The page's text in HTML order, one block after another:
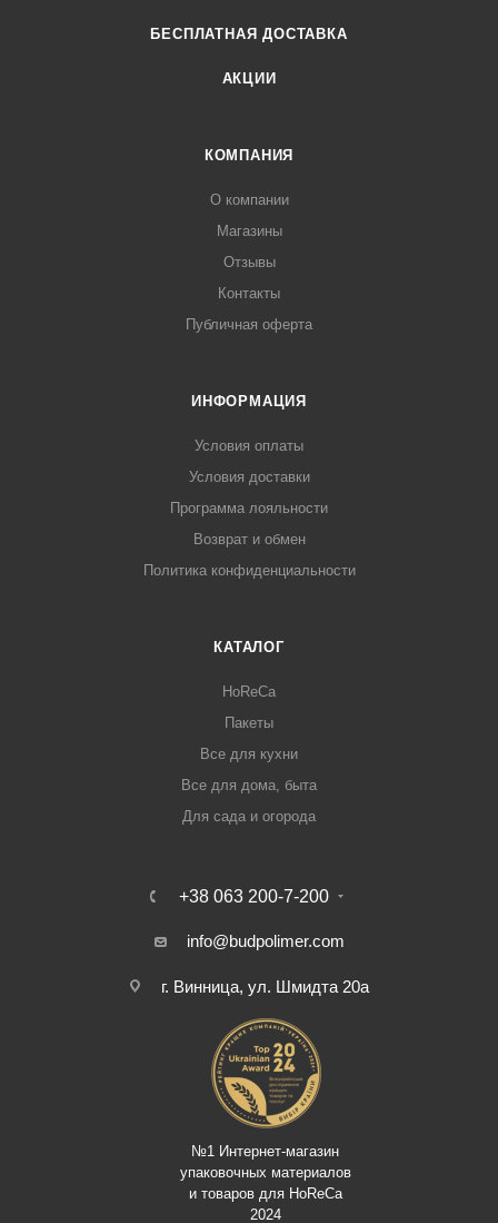
БЕСПЛАТНАЯ ДОСТАВКА
АКЦИИ
КОМПАНИЯ
О компании
Магазины
Отзывы
Контакты
Публичная оферта
ИНФОРМАЦИЯ
Условия оплаты
Условия доставки
Программа лояльности
Возврат и обмен
Политика конфиденциальности
КАТАЛОГ
HoReCa
Пакеты
Все для кухни
Все для дома, быта
Для сада и огорода
+38 063 200-7-200
info@budpolimer.com
г. Винница, ул. Шмидта 20а
№1 Интернет-магазин
упаковочных материалов
и товаров для HoReCa
2024